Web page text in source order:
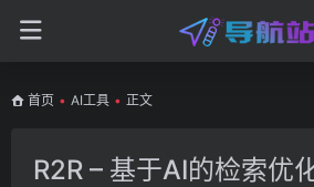
首页 • AI工具 • 正文
R2R – 基于AI的检索优